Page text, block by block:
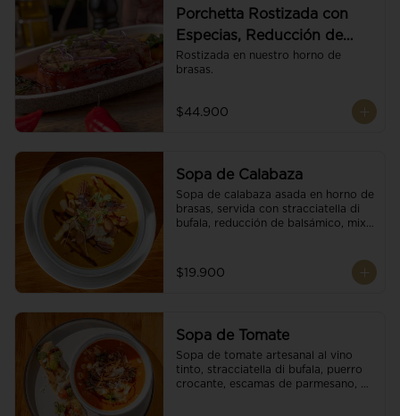
Porchetta Rostizada con
Especias, Reducción de
Panela y Vino
Rostizada en nuestro horno de
brasas.
$44.900
Sopa de Calabaza
Sopa de calabaza asada en horno de
brasas, servida con stracciatella di
bufala, reducción de balsámico, mix
$19.900
Sopa de Tomate
Sopa de tomate artesanal al vino
tinto, stracciatella di bufala, puerro
crocante, escamas de parmesano,